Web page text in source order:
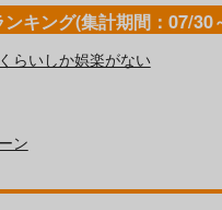
ンキング(集計期間：07/30
らいしか娯楽がない
ン